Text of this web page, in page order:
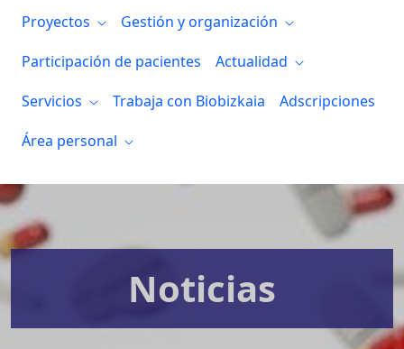
Proyectos
Gestión y organización
Participación de pacientes
Actualidad
Servicios
Trabaja con Biobizkaia
Adscripciones
Área personal
Noticias